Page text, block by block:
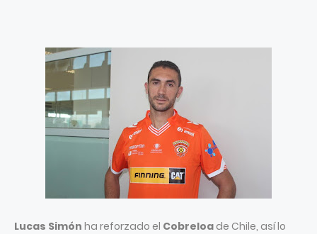
Lucas Simón ha reforzado el Cobreloa de Chile, así lo